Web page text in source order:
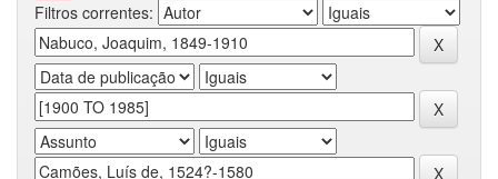
Filtros correntes: